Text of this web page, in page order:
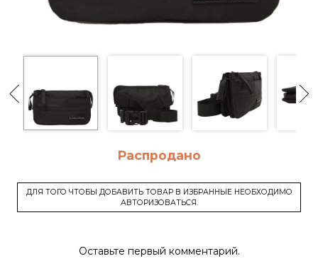
Распродано
ДЛЯ ТОГО ЧТОБЫ ДОБАВИТЬ ТОВАР В ИЗБРАННЫЕ НЕОБХОДИМО
АВТОРИЗОВАТЬСЯ.
Оставьте первый комментарий.